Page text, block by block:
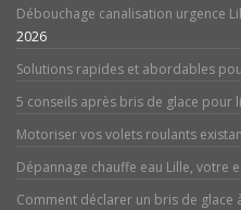
Débouchage canalisation urgence
2026
Solutions rapides et abordables
5 conseils après bris de glace pour
Motoriser vos volets roulants
Dépannage chauffe eau Lille, votre
Comment déclarer un bris de glace